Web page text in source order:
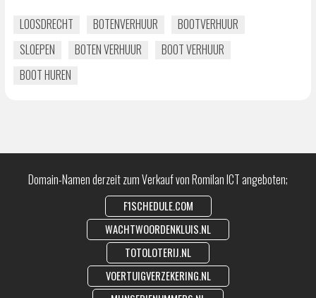
LOOSDRECHT BOTENVERHUUR
BOOTVERHUUR
SLOEPEN
BOTEN VERHUUR
BOOT VERHUUR
BOOT HUREN
Domain-Namen derzeit zum Verkauf von Romilan ICT angeboten;